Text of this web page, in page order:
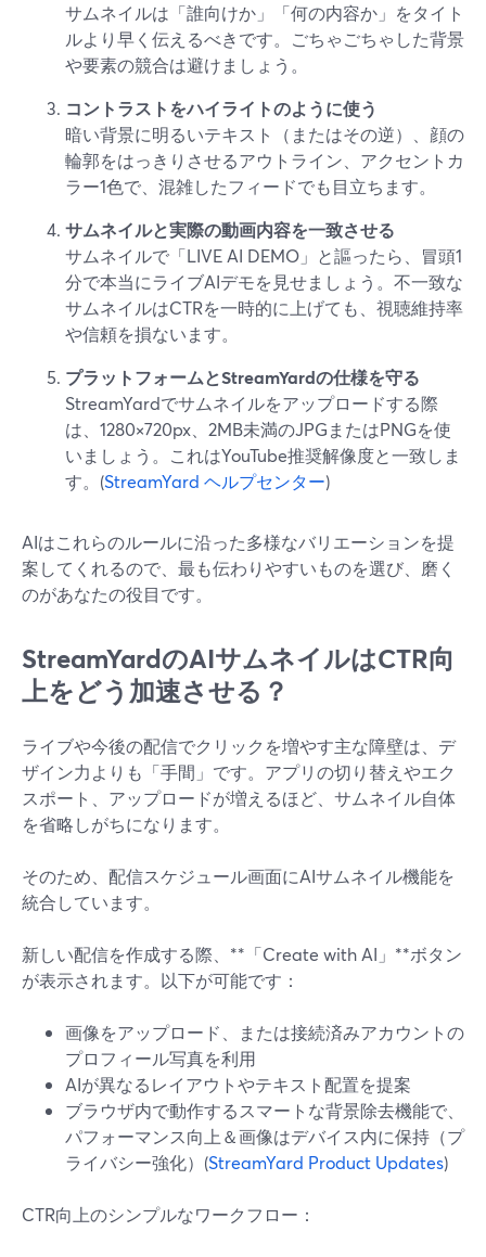
サムネイルは「誰向けか」「何の内容か」をタイト
ルより早く伝えるべきです。ごちゃごちゃした背景
や要素の競合は避けましょう。
コントラストをハイライトのように使う
暗い背景に明るいテキスト（またはその逆）、顔の
輪郭をはっきりさせるアウトライン、アクセントカ
ラー1色で、混雑したフィードでも目立ちます。
サムネイルと実際の動画内容を一致させる
サムネイルで「LIVE AI DEMO」と謳ったら、冒頭1
分で本当にライブAIデモを見せましょう。不一致な
サムネイルはCTRを一時的に上げても、視聴維持率
や信頼を損ないます。
プラットフォームとStreamYardの仕様を守る
StreamYardでサムネイルをアップロードする際
は、1280×720px、2MB未満のJPGまたはPNGを使
いましょう。これはYouTube推奨解像度と一致しま
す。(StreamYard ヘルプセンター)
AIはこれらのルールに沿った多様なバリエーションを提
案してくれるので、最も伝わりやすいものを選び、磨く
のがあなたの役目です。
StreamYardのAIサムネイルはCTR向
上をどう加速させる？
ライブや今後の配信でクリックを増やす主な障壁は、デ
ザイン力よりも「手間」です。アプリの切り替えやエク
スポート、アップロードが増えるほど、サムネイル自体
を省略しがちになります。
そのため、配信スケジュール画面にAIサムネイル機能を
統合しています。
新しい配信を作成する際、**「Create with AI」**ボタン
が表示されます。以下が可能です：
画像をアップロード、または接続済みアカウントの
プロフィール写真を利用
AIが異なるレイアウトやテキスト配置を提案
ブラウザ内で動作するスマートな背景除去機能で、
パフォーマンス向上＆画像はデバイス内に保持（プ
ライバシー強化）(StreamYard Product Updates)
CTR向上のシンプルなワークフロー：